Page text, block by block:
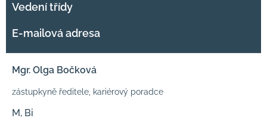
Vedení třídy
E-mailová adresa
Mgr. Olga Bočková
zástupkyně ředitele, kariérový poradce
M, Bi